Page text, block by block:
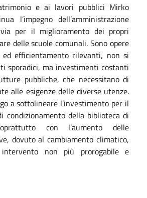
e ai lavori pubblici Mirko
l’impegno dell’amministrazione
per il miglioramento dei propri
delle scuole comunali. Sono opere
efficientamento rilevanti, non si
sporadici, ma investimenti costanti
pubbliche, che necessitano di
alle esigenze delle diverse utenze.
a sottolineare l’investimento per il
condizionamento della biblioteca di
con l’aumento delle
dovuto al cambiamento climatico,
non più prorogabile e